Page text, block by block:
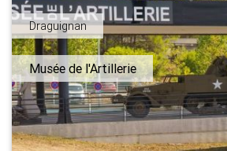
Draguignan
Musée de l'Artillerie